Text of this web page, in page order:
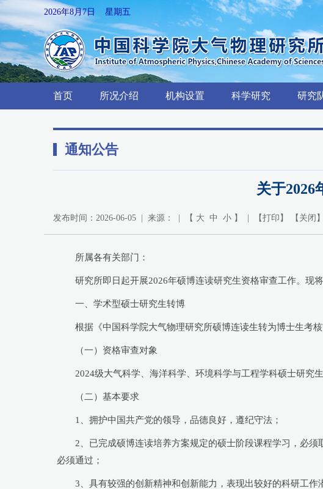
2026年8月7日 星期五
首页 所况介绍 机构设置 科学研究 研究
通知公告
关于2026
发布时间：2026-06-05 | 来源： | 【 大 中 小 】 | 【打印 】 【 关闭 】
所属各有关部门：
研究所即日起开展2026年硕博连读研究生资格审查工作。现
一、学术型硕士研究生转博
根据《中国科学院大气物理研究所硕博连读生转为博士生考
（一）资格审查对象
2024级大气科学、海洋科学、环境科学与工程学科硕士研究生
（二）基本要求
1、拥护中国共产党的领导，品德良好，遵纪守法；
2、已完成硕博连读培养方案规定的硕士阶段课程学习，必
必须通过；
3、具有较强的创新精神和创新能力，表现出较好的科研工作